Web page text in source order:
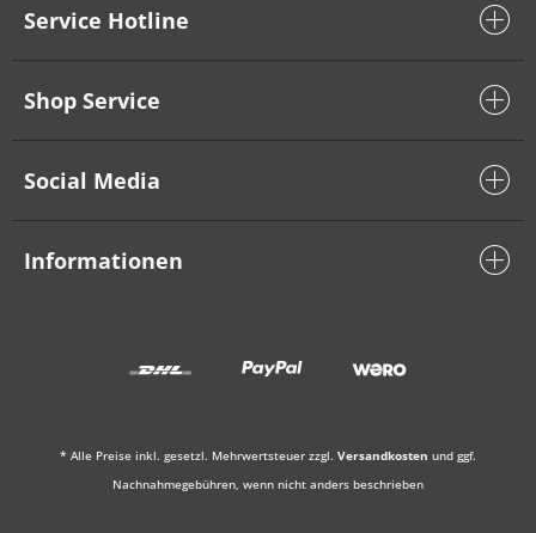
Service Hotline
Shop Service
Social Media
Informationen
* Alle Preise inkl. gesetzl. Mehrwertsteuer zzgl. Versandkosten und ggf.
Nachnahmegebühren, wenn nicht anders beschrieben